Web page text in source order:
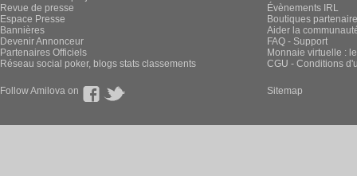
Revue de presse
Espace Presse
Bannières
Devenir Annonceur
Partenaires Officiels
Réseau social poker, blogs stats classements
Évènements IRL
Boutiques
Aider la
FAQ - Support
Monnaie virtuelle :
CGU - Conditions
Follow Amilova on Sitemap